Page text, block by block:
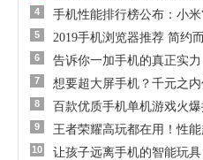
4 手机性能排行榜公布：小米
5 2019手机浏览器推荐 简约
6 告诉你一加手机的真正实
7 想要超大屏手机？千元之
8 百款优质手机单机游戏火
9 王者荣耀高玩都在用！性
10 让孩子远离手机的智能玩